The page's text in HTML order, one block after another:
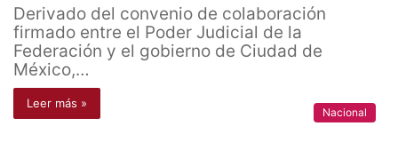
Derivado del convenio de colaboración
firmado entre el Poder Judicial de la
Federación y el gobierno de Ciudad de
México,…
Leer más »
Nacional